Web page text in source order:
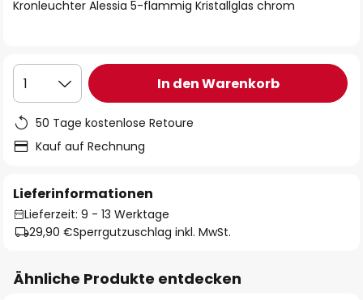
Kronleuchter Alessia 5-flammig Kristallglas chrom
1 In den Warenkorb
50 Tage kostenlose Retoure
Kauf auf Rechnung
Lieferinformationen
Lieferzeit: 9 - 13 Werktage
29,90 €Sperrgutzuschlag inkl. MwSt.
Ähnliche Produkte entdecken